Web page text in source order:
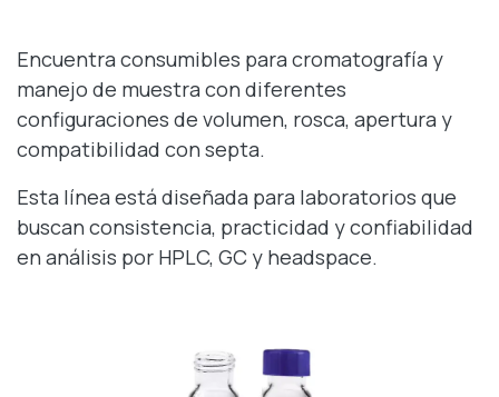
Encuentra consumibles para cromatografía y
manejo de muestra con diferentes
configuraciones de volumen, rosca, apertura y
compatibilidad con septa.
Esta línea está diseñada para laboratorios que
buscan consistencia, practicidad y confiabilidad
en análisis por HPLC, GC y headspace.